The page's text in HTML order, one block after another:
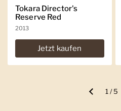
Tokara Director's
Reserve Red
2013
Jetzt kaufen
Zurück 1 / 5